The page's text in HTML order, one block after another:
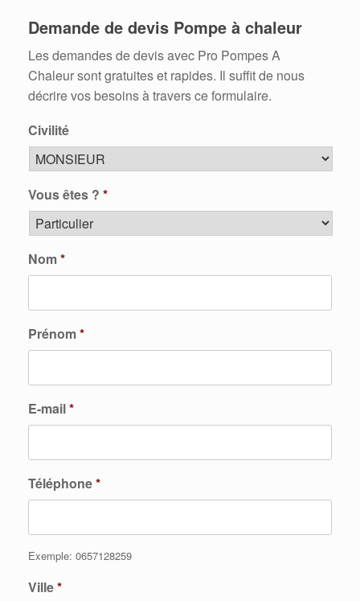
Demande de devis Pompe à chaleur
Les demandes de devis avec Pro Pompes A
Chaleur sont gratuites et rapides. Il suffit de nous
décrire vos besoins à travers ce formulaire.
Civilité
Vous êtes ? *
Nom*
Prénom*
E-mail*
Téléphone*
Exemple: 0657128259
Ville*